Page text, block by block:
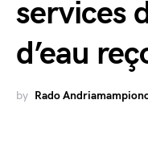
services
d’eau
by Rado